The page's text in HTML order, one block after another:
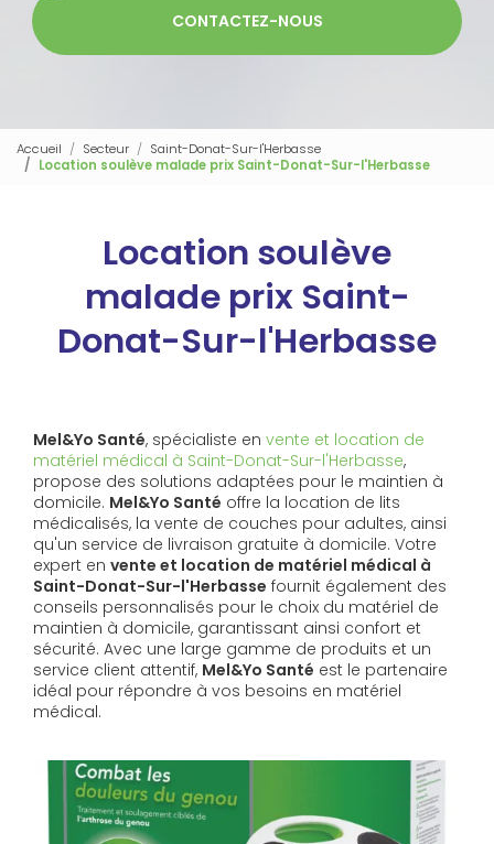
CONTACTEZ-NOUS
Voir le certificat
Accueil Secteur
Saint-Donat-Sur-l'Herbasse
Location soulève malade prix Saint-Donat-Sur-l'Herbasse
Location soulève
malade prix Saint-
Donat-Sur-l'Herbasse
Mel&Yo Santé, spécialiste en vente et location de
matériel médical à Saint-Donat-Sur-l'Herbasse,
propose des solutions adaptées pour le maintien à
domicile. Mel&Yo Santé offre la location de lits
médicalisés, la vente de couches pour adultes, ainsi
qu'un service de livraison gratuite à domicile. Votre
expert en vente et location de matériel médical à
Saint-Donat-Sur-l'Herbasse fournit également des
conseils personnalisés pour le choix du matériel de
maintien à domicile, garantissant ainsi confort et
sécurité. Avec une large gamme de produits et un
service client attentif, Mel&Yo Santé est le partenaire
idéal pour répondre à vos besoins en matériel
médical.